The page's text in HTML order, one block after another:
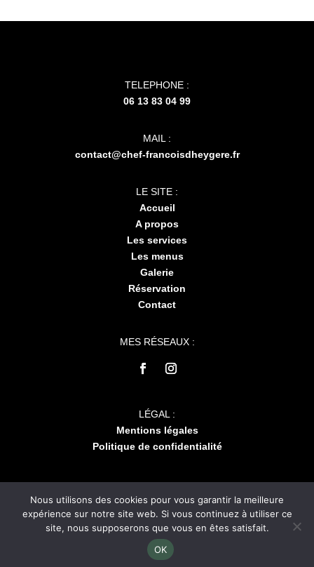
TELEPHONE :
06 13 83 04 99
MAIL :
contact@chef-francoisdheygere.fr
LE SITE :
Accueil
A propos
Les services
Les menus
Galerie
Réservation
Contact
MES RÉSEAUX :
LÉGAL :
Mentions légales
Politique de confidentialité
2026 | Tous droits réservés | Réalisation par Odace France
Nous utilisons des cookies pour vous garantir la meilleure
expérience sur notre site web. Si vous continuez à utiliser ce
site, nous supposerons que vous en êtes satisfait.
OK